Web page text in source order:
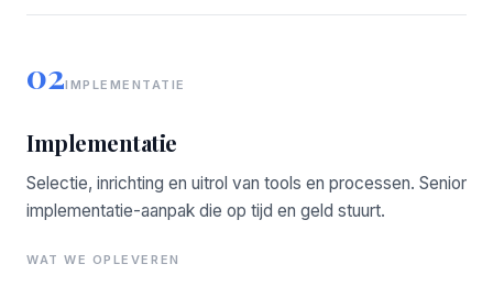
02IMPLEMENTATIE
Implementatie
Selectie, inrichting en uitrol van tools en processen. Senior
implementatie-aanpak die op tijd en geld stuurt.
WAT WE OPLEVEREN